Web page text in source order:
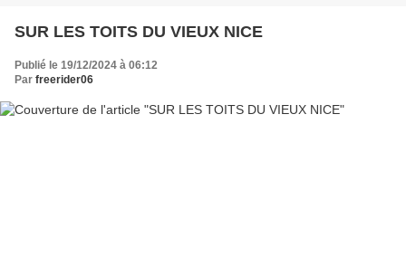
SUR LES TOITS DU VIEUX NICE
Publié le 19/12/2024 à 06:12
Par freerider06